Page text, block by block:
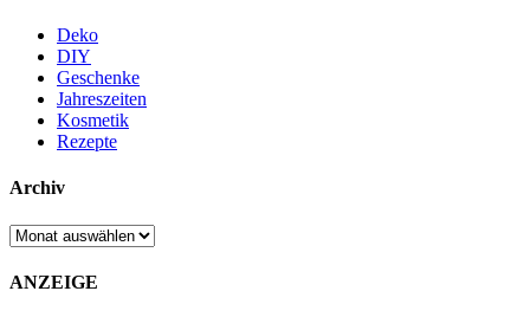
Deko
DIY
Geschenke
Jahreszeiten
Kosmetik
Rezepte
Archiv
Archiv
ANZEIGE